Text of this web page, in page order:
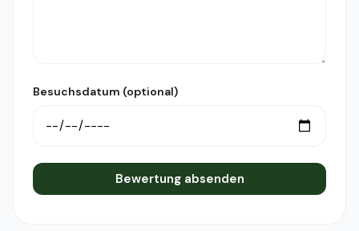
Besuchsdatum (optional)
Bewertung absenden